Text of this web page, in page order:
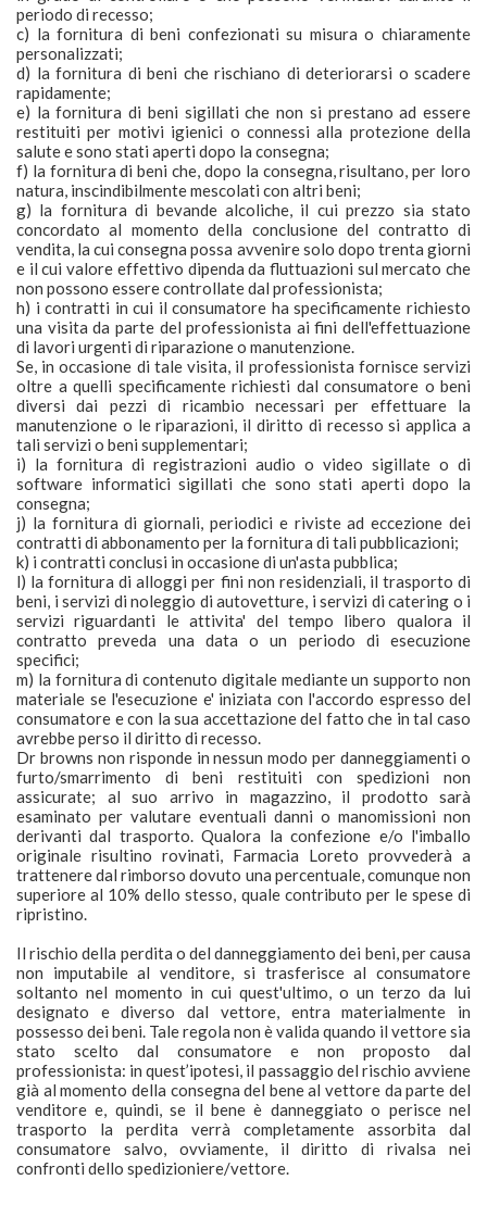
periodo di recesso;
c) la fornitura di beni confezionati su misura o chiaramente
personalizzati;
d) la fornitura di beni che rischiano di deteriorarsi o scadere
rapidamente;
e) la fornitura di beni sigillati che non si prestano ad essere
restituiti per motivi igienici o connessi alla protezione della
salute e sono stati aperti dopo la consegna;
f) la fornitura di beni che, dopo la consegna, risultano, per loro
natura, inscindibilmente mescolati con altri beni;
g) la fornitura di bevande alcoliche, il cui prezzo sia stato
concordato al momento della conclusione del contratto di
vendita, la cui consegna possa avvenire solo dopo trenta giorni
e il cui valore effettivo dipenda da fluttuazioni sul mercato che
non possono essere controllate dal professionista;
h) i contratti in cui il consumatore ha specificamente richiesto
una visita da parte del professionista ai fini dell'effettuazione
di lavori urgenti di riparazione o manutenzione.
Se, in occasione di tale visita, il professionista fornisce servizi
oltre a quelli specificamente richiesti dal consumatore o beni
diversi dai pezzi di ricambio necessari per effettuare la
manutenzione o le riparazioni, il diritto di recesso si applica a
tali servizi o beni supplementari;
i) la fornitura di registrazioni audio o video sigillate o di
software informatici sigillati che sono stati aperti dopo la
consegna;
j) la fornitura di giornali, periodici e riviste ad eccezione dei
contratti di abbonamento per la fornitura di tali pubblicazioni;
k) i contratti conclusi in occasione di un'asta pubblica;
l) la fornitura di alloggi per fini non residenziali, il trasporto di
beni, i servizi di noleggio di autovetture, i servizi di catering o i
servizi riguardanti le attivita' del tempo libero qualora il
contratto preveda una data o un periodo di esecuzione
specifici;
m) la fornitura di contenuto digitale mediante un supporto non
materiale se l'esecuzione e' iniziata con l'accordo espresso del
consumatore e con la sua accettazione del fatto che in tal caso
avrebbe perso il diritto di recesso.
Dr browns non risponde in nessun modo per danneggiamenti o
furto/smarrimento di beni restituiti con spedizioni non
assicurate; al suo arrivo in magazzino, il prodotto sarà
esaminato per valutare eventuali danni o manomissioni non
derivanti dal trasporto. Qualora la confezione e/o l'imballo
originale risultino rovinati, Farmacia Loreto provvederà a
trattenere dal rimborso dovuto una percentuale, comunque non
superiore al 10% dello stesso, quale contributo per le spese di
ripristino.
Il rischio della perdita o del danneggiamento dei beni, per causa
non imputabile al venditore, si trasferisce al consumatore
soltanto nel momento in cui quest'ultimo, o un terzo da lui
designato e diverso dal vettore, entra materialmente in
possesso dei beni. Tale regola non è valida quando il vettore sia
stato scelto dal consumatore e non proposto dal
professionista: in quest’ipotesi, il passaggio del rischio avviene
già al momento della consegna del bene al vettore da parte del
venditore e, quindi, se il bene è danneggiato o perisce nel
trasporto la perdita verrà completamente assorbita dal
consumatore salvo, ovviamente, il diritto di rivalsa nei
confronti dello spedizioniere/vettore.